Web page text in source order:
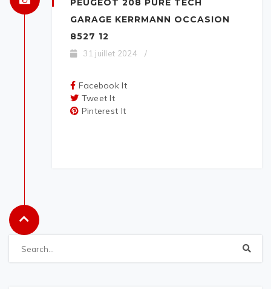
PEUGEOT 208 PURE TECH
GARAGE KERRMANN OCCASION
8527 12
31 juillet 2024 /
Facebook It
Tweet It
Pinterest It